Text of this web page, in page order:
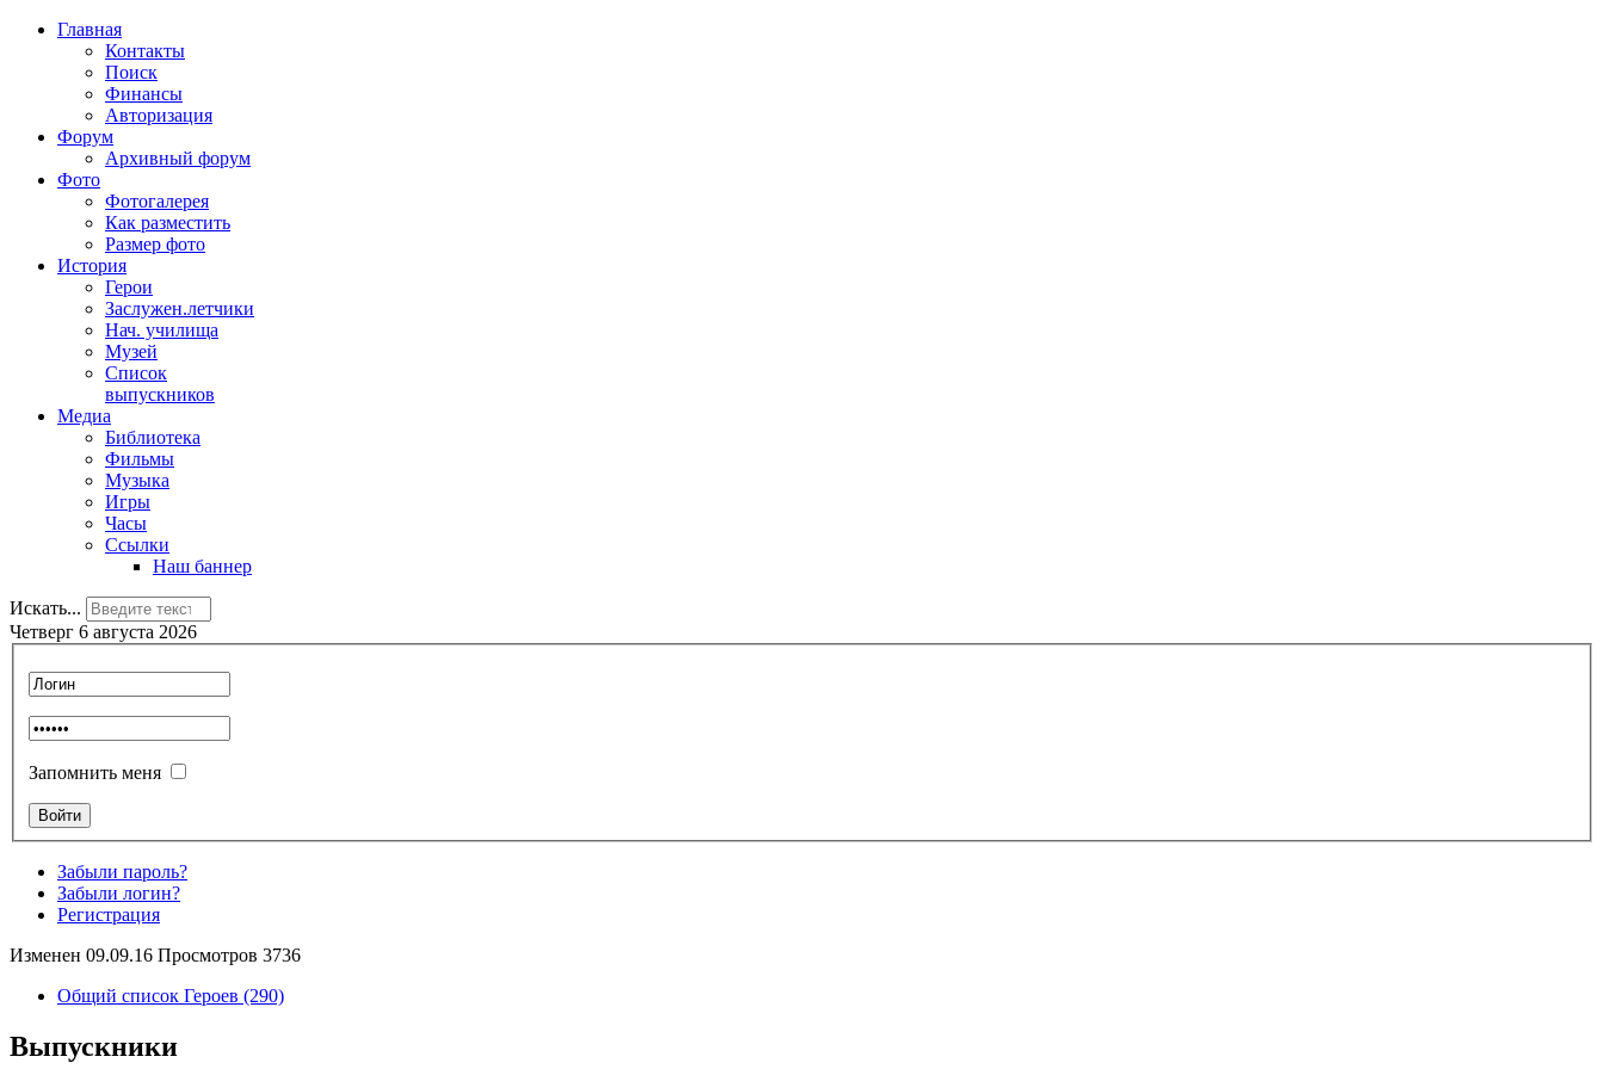
Главная
Контакты
Поиск
Финансы
Авторизация
Форум
Архивный форум
Фото
Фотогалерея
Как разместить
Размер фото
История
Герои
Заслужен.летчики
Нач. училища
Музей
Список
выпускников
Медиа
Библиотека
Фильмы
Музыка
Игры
Часы
Ссылки
Наш баннер
Искать...
Четверг 6 августа 2026
Запомнить меня
Забыли пароль?
Забыли логин?
Регистрация
Изменен 09.09.16 Просмотров 3736
Общий список Героев (290)
Выпускники